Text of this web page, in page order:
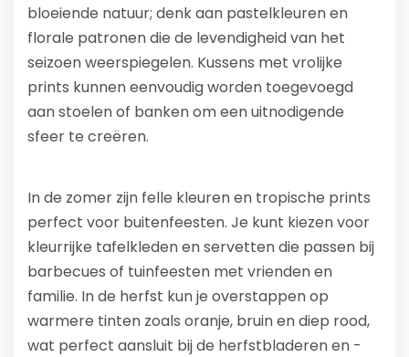
bloeiende natuur; denk aan pastelkleuren en
florale patronen die de levendigheid van het
seizoen weerspiegelen. Kussens met vrolijke
prints kunnen eenvoudig worden toegevoegd
aan stoelen of banken om een uitnodigende
sfeer te creëren.
In de zomer zijn felle kleuren en tropische prints
perfect voor buitenfeesten. Je kunt kiezen voor
kleurrijke tafelkleden en servetten die passen bij
barbecues of tuinfeesten met vrienden en
familie. In de herfst kun je overstappen op
warmere tinten zoals oranje, bruin en diep rood,
wat perfect aansluit bij de herfstbladeren en -